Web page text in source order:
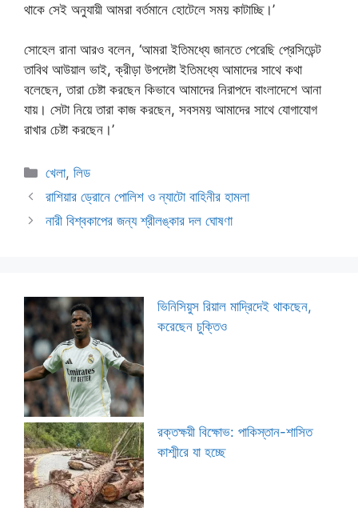
থাকে সেই অনুযায়ী আমরা বর্তমানে হোটেলে সময় কাটাচ্ছি।’
সোহেল রানা আরও বলেন, ‘আমরা ইতিমধ্যে জানতে পেরেছি প্রেসিডেন্ট
তাবিথ আউয়াল ভাই, ক্রীড়া উপদেষ্টা ইতিমধ্যে আমাদের সাথে কথা
বলেছেন, তারা চেষ্টা করছেন কিভাবে আমাদের নিরাপদে বাংলাদেশে আনা
যায়। সেটা নিয়ে তারা কাজ করছেন, সবসময় আমাদের সাথে যোগাযোগ
রাখার চেষ্টা করছেন।’
Categories
খেলা,লিড
রাশিয়ার ড্রোনে পোলিশ ও ন্যাটো বাহিনীর হামলা
নারী বিশ্বকাপের জন্য শ্রীলঙ্কার দল ঘোষণা
ভিনিসিয়ুস রিয়াল মাদ্রিদেই থাকছেন,
করেছেন চুক্তিও
রক্তক্ষয়ী বিক্ষোভ: পাকিস্তান-শাসিত
কাশ্মীরে যা হচ্ছে